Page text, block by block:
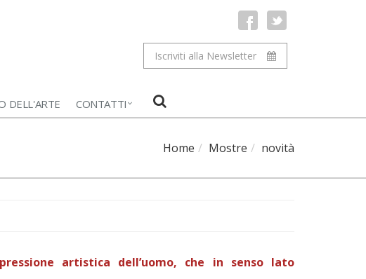
Iscriviti alla Newsletter
DELL'ARTE CONTATTI
Home Mostre novità
artistica dell’uomo, che in senso lato